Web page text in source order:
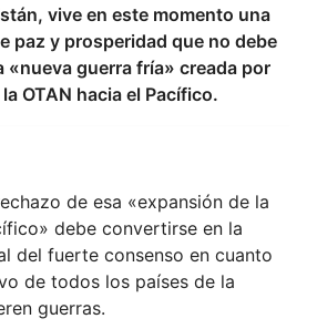
vive en este momento una
paz y prosperidad que no debe
«nueva guerra fría» creada por
OTAN hacia el Pacífico.
de esa «expansión de la
debe convertirse en la
del fuerte consenso en cuanto
de todos los países de la
guerras.